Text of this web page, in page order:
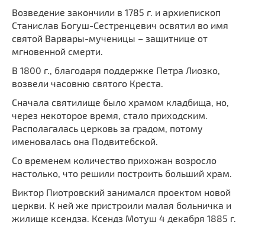
Мечети
Синагоги
Кирхи
Культурные центры
Театры
Концертные залы
Выберите направление
Возведение закончили в 1785 г. и архиепископ
Станислав Богуш-Сестренцевич освятил во имя
святой Варвары-мученицы – защитнице от
мгновенной смерти.
В 1800 г., благодаря поддержке Петра Лиозко,
возвели часовню святого Креста.
Сначала святилище было храмом кладбища, но,
через некоторое время, стало приходским.
Располагалась церковь за градом, потому
именовалась она Подвитебской.
Со временем количество прихожан возросло
настолько, что решили построить больший храм.
Виктор Пиотровский занимался проектом новой
церкви. К ней же пристроили малая больничка и
жилище ксендза. Ксендз Мотуш 4 декабря 1885 г.